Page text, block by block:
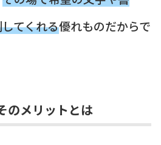
てくれる優れものだからで
のメリットとは